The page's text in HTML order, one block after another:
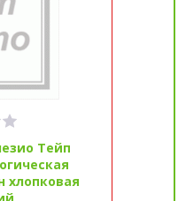
Тейп
хлопковая